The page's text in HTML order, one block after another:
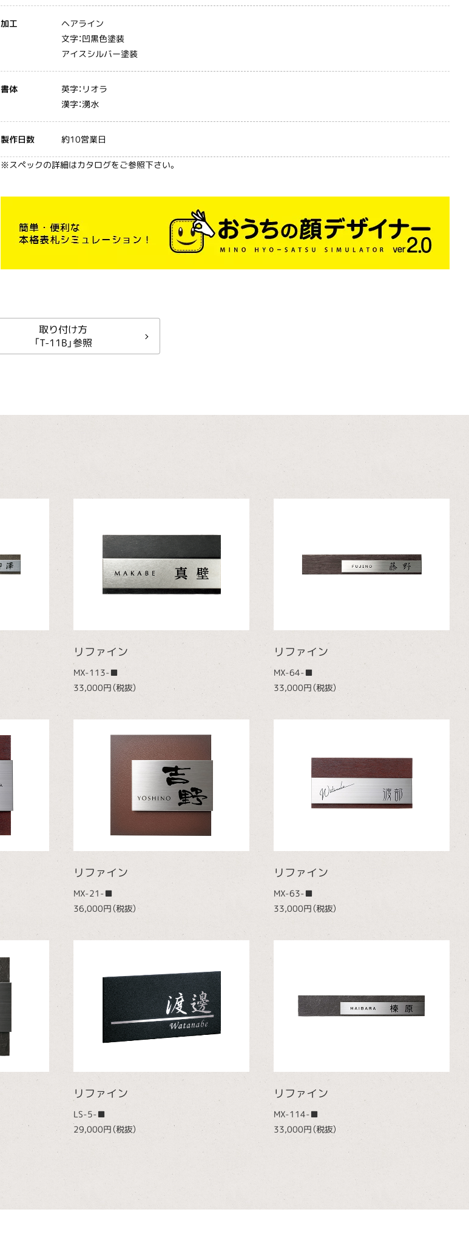
加工 ヘアライン
文字：凹黒色塗装
アイスシルバー塗装
書体 英字：リオラ
漢字：湧水
製作日数 約10営業日
※スペックの詳細はカタログをご参照下さい。
取り付け方
「T-11B」参照
リファイン
MX-113-■
33,000円（税抜）
リファイン
MX-64-■
33,000円（税抜）
リファイン
MX-21-■
36,000円（税抜）
リファイン
MX-63-■
33,000円（税抜）
リファイン
LS-5-■
29,000円（税抜）
リファイン
MX-114-■
33,000円（税抜）